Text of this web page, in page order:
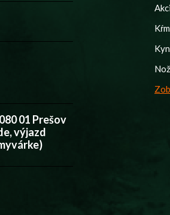
01 Prešov
výjazd